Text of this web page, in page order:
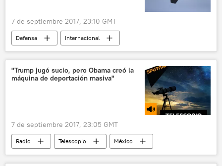
7 de septiembre 2017, 23:10 GMT
Defensa
Internacional
🌍 Oriente Medio
Siria
Benjamín Netanyahu
Iván Konoválov
noticias
"Trump jugó sucio, pero Obama creó la
máquina de deportación masiva"
7 de septiembre 2017, 23:05 GMT
Radio Telescopio
México
EEUU
Barack Obama
Donald Trump